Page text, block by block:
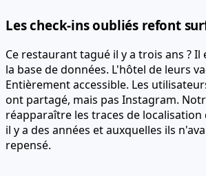
Les check-ins oubliés refont
Ce restaurant tagué il y a trois ans ?
la base de données. L'hôtel de leurs
Entièrement accessible. Les
ont partagé, mais pas Instagram.
réapparaître les traces de localisation
il y a des années et auxquelles ils
repensé.